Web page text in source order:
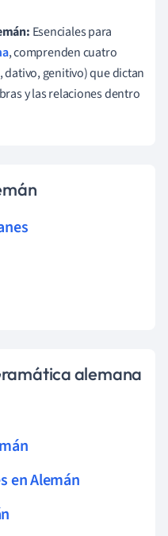
Esenciales para
, comprenden cuatro
genitivo) que dictan
y las relaciones dentro
alemana
en Alemán